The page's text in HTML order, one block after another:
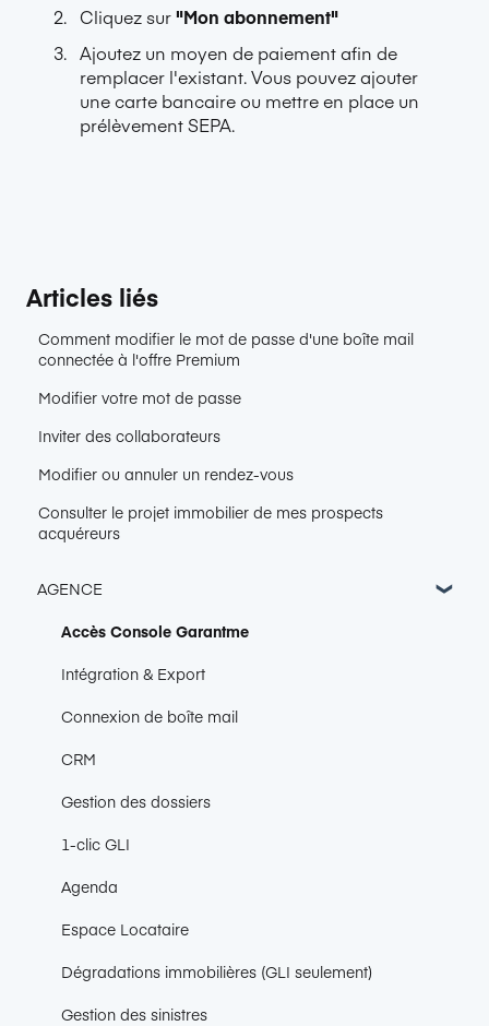
Cliquez sur"Mon abonnement"
Ajoutez un moyen de paiement afin de
remplacer l'existant. Vous pouvez ajouter
une carte bancaire ou mettre en place un
prélèvement SEPA.
Articles liés
Comment modifier le mot de passe d'une boîte mail
connectée à l'offre Premium
Modifier votre mot de passe
Inviter des collaborateurs
Modifier ou annuler un rendez-vous
Consulter le projet immobilier de mes prospects
acquéreurs
AGENCE
Accès Console Garantme
Intégration & Export
Connexion de boîte mail
CRM
Gestion des dossiers
1-clic GLI
Agenda
Espace Locataire
Dégradations immobilières (GLI seulement)
Gestion des sinistres